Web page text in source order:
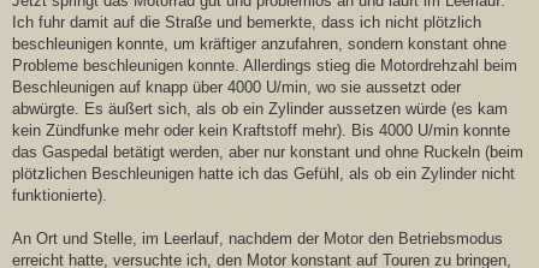
Ich fuhr damit auf die Straße und bemerkte, dass ich nicht plötzlich
beschleunigen konnte, um kräftiger anzufahren, sondern konstant ohne
Probleme beschleunigen konnte. Allerdings stieg die Motordrehzahl beim
Beschleunigen auf knapp über 4000 U/min, wo sie aussetzt oder
abwürgte. Es äußert sich, als ob ein Zylinder aussetzen würde (es kam
kein Zündfunke mehr oder kein Kraftstoff mehr). Bis 4000 U/min konnte
das Gaspedal betätigt werden, aber nur konstant und ohne Ruckeln (beim
plötzlichen Beschleunigen hatte ich das Gefühl, als ob ein Zylinder nicht
funktionierte).
An Ort und Stelle, im Leerlauf, nachdem der Motor den Betriebsmodus
erreicht hatte, versuchte ich, den Motor konstant auf Touren zu bringen,